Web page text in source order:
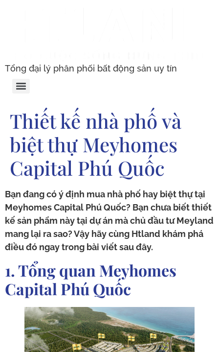
Tổng đại lý phân phối bất động sản uy tín
Thiết kế nhà phố và
biệt thự Meyhomes
Capital Phú Quốc
Bạn đang có ý định mua nhà phố hay biệt thự tại
Meyhomes Capital Phú Quốc? Bạn chưa biết thiết
kế sản phẩm này tại dự án mà chủ đầu tư Meyland
mang lại ra sao? Vậy hãy cùng Htland khám phá
điều đó ngay trong bài viết sau đây.
1. Tổng quan Meyhomes
Capital Phú Quốc